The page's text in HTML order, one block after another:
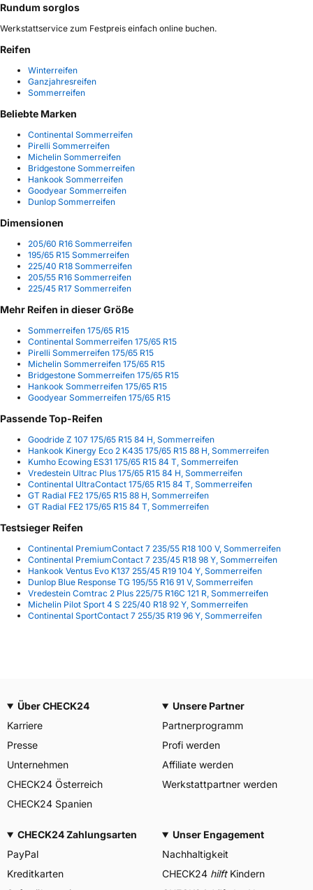
Rundum sorglos
Werkstattservice zum Festpreis einfach online buchen.
Reifen
Winterreifen
Ganzjahresreifen
Sommerreifen
Beliebte Marken
Continental Sommerreifen
Pirelli Sommerreifen
Michelin Sommerreifen
Bridgestone Sommerreifen
Hankook Sommerreifen
Goodyear Sommerreifen
Dunlop Sommerreifen
Dimensionen
205/60 R16 Sommerreifen
195/65 R15 Sommerreifen
225/40 R18 Sommerreifen
205/55 R16 Sommerreifen
225/45 R17 Sommerreifen
Mehr Reifen in dieser Größe
Sommerreifen 175/65 R15
Continental Sommerreifen 175/65 R15
Pirelli Sommerreifen 175/65 R15
Michelin Sommerreifen 175/65 R15
Bridgestone Sommerreifen 175/65 R15
Hankook Sommerreifen 175/65 R15
Goodyear Sommerreifen 175/65 R15
Passende Top-Reifen
Goodride Z 107 175/65 R15 84 H, Sommerreifen
Hankook Kinergy Eco 2 K435 175/65 R15 88 H, Sommerreifen
Kumho Ecowing ES31 175/65 R15 84 T, Sommerreifen
Vredestein Ultrac Plus 175/65 R15 84 H, Sommerreifen
Continental UltraContact 175/65 R15 84 T, Sommerreifen
GT Radial FE2 175/65 R15 88 H, Sommerreifen
GT Radial FE2 175/65 R15 84 T, Sommerreifen
Testsieger Reifen
Continental PremiumContact 7 235/55 R18 100 V, Sommerreifen
Continental PremiumContact 7 235/45 R18 98 Y, Sommerreifen
Hankook Ventus Evo K137 255/45 R19 104 Y, Sommerreifen
Dunlop Blue Response TG 195/55 R16 91 V, Sommerreifen
Vredestein Comtrac 2 Plus 225/75 R16C 121 R, Sommerreifen
Michelin Pilot Sport 4 S 225/40 R18 92 Y, Sommerreifen
Continental SportContact 7 255/35 R19 96 Y, Sommerreifen
Über CHECK24
Karriere
Presse
Unternehmen
CHECK24 Österreich
CHECK24 Spanien
Unsere Partner
Partnerprogramm
Profi werden
Affiliate werden
Werkstattpartner werden
CHECK24 Zahlungsarten
PayPal
Kreditkarten
Unser Engagement
Nachhaltigkeit
CHECK24 hilftKindern